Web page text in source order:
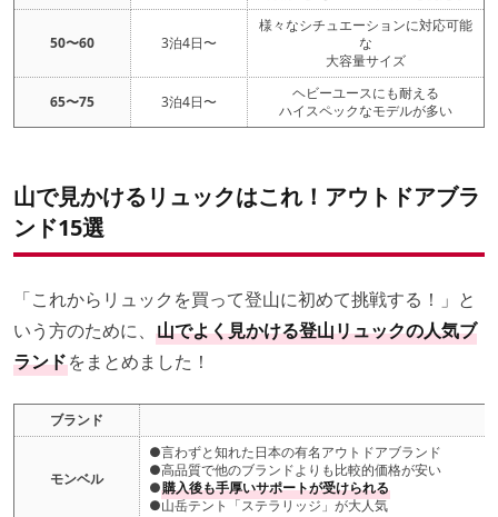
50〜60 3泊4日〜
様々なシチュエーションに対応可能
な
大容量サイズ
65〜75 3泊4日〜
ヘビーユースにも耐える
ハイスペックなモデルが多い
山で見かけるリュックはこれ！アウトドアブラ
ンド15選
「これからリュックを買って登山に初めて挑戦する！」と
いう方のために、 山でよく見かける登山リュックの人気ブ
ランドをまとめました！
ブランド
モンベル
●言わずと知れた日本の有名アウトドアブランド
●高品質で他のブランドよりも比較的価格が安い
●購入後も手厚いサポートが受けられる
●山岳テント「ステラリッジ」が大人気